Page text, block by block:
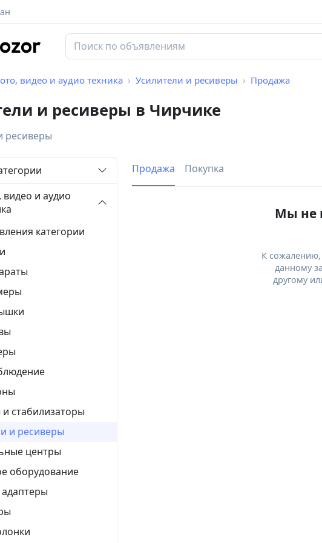
видео и аудио техника Усилители и ресиверы Продажа
и ресиверы в Чирчике
ресиверы
Продажа Покупка
Мы не
К
данному
другому
и аудио
категории
стабилизаторы
и ресиверы
центры
оборудование